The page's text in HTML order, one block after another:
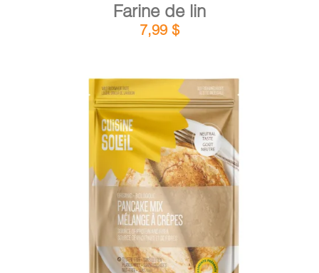
Farine de lin
7,99 $
AJOUTER AU PANIER